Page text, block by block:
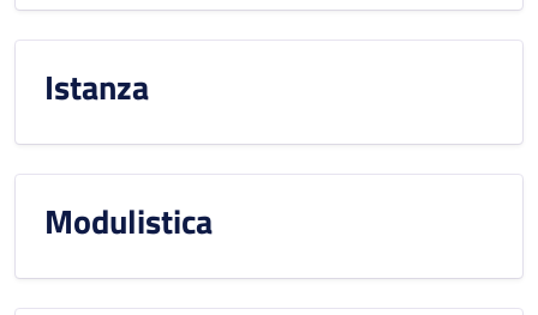
Istanza
Modulistica